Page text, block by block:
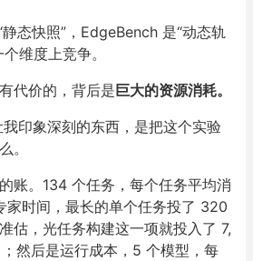
态快照”，EdgeBench 是“动态轨
维度上竞争。
代价的，背后是 巨大的资源消耗。
印象深刻的东西，是把这个实验
。
账。134 个任务，每个任务平均消
家时间，最长的单个任务投了 320
估，光任务构建这一项就投入了 7,
然后是运行成本，5 个模型，每